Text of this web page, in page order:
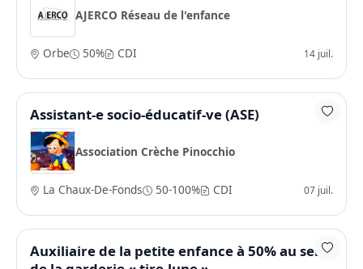
AJERCO Réseau de l'enfance
Orbe 50% CDI 14 juil.
Assistant-e socio-éducatif-ve (ASE)
Association Crèche Pinocchio
La Chaux-De-Fonds 50-100% CDI 07 juil.
Auxiliaire de la petite enfance à 50% au sein